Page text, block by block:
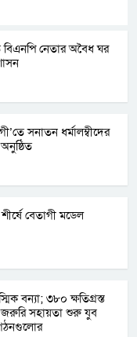
বিএনপি নেতার অবৈধ ঘর
সনাতন ধর্মালম্বীদের
বেতাগী মডেল
বন্যা; ৩৮০ ক্ষতিগ্রস্ত
জরুরি সহায়তা শুরু যুব